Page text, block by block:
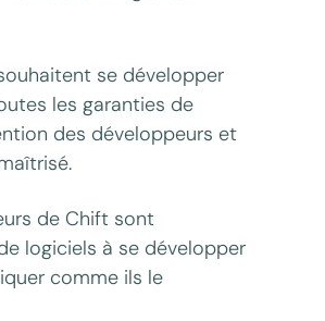
se développer
les garanties de
des développeurs et
de Chift sont
logiciels à se développer
comme ils le